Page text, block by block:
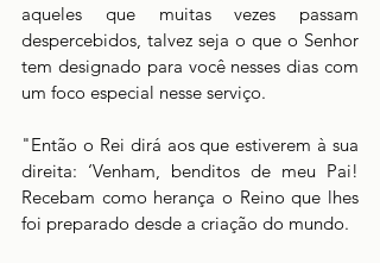
aqueles que muitas vezes passam
despercebidos, talvez seja o que o Senhor
tem designado para você nesses dias com
um foco especial nesse serviço.
"Então o Rei dirá aos que estiverem à sua
direita: ‘Venham, benditos de meu Pai!
Recebam como herança o Reino que lhes
foi preparado desde a criação do mundo.